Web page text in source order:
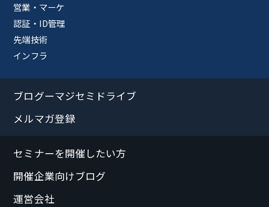
営業・マーケ
認証・ID管理
先端技術
インフラ
ブログーマジセミドライブ
メルマガ登録
セミナーを開催したい方
開催企業向けブログ
運営会社